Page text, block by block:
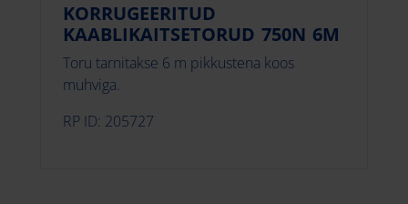
KORRUGEERITUD
KAABLIKAITSETORUD 750N 6M
Toru tarnitakse 6 m pikkustena koos
muhviga.
RP ID: 205727